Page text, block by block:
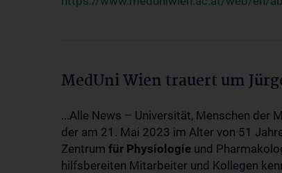
MedUni Wien trauert um
...Alle News – Universität, Menschen der
der am 21. Mai 2023 im Alter von 51
Zentrum für Physiologie und
hilfsbereiten Mitarbeiter und Kollegen